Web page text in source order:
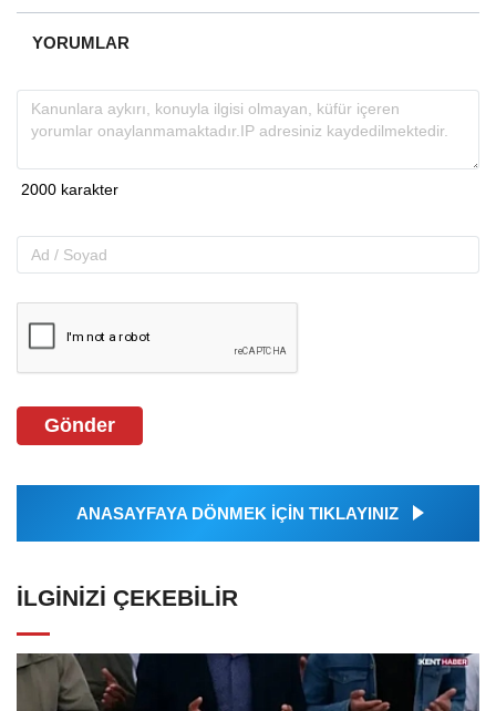
YORUMLAR
Gönder
ANASAYFAYA DÖNMEK İÇİN TIKLAYINIZ
İLGINIZI ÇEKEBILIR